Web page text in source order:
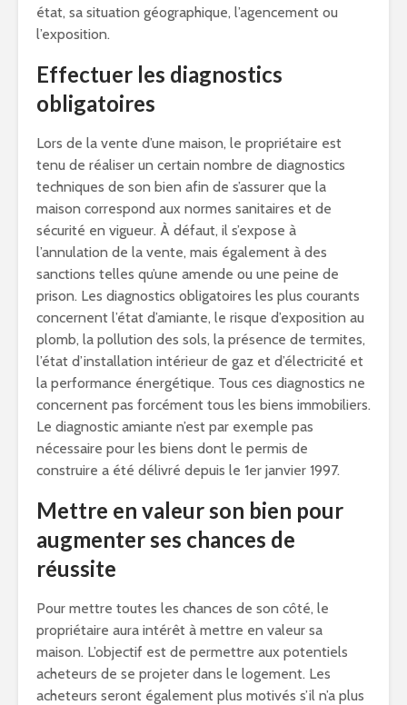
état, sa situation géographique, l’agencement ou
l’exposition.
Effectuer les diagnostics
obligatoires
Lors de la vente d’une maison, le propriétaire est
tenu de réaliser un certain nombre de diagnostics
techniques de son bien afin de s’assurer que la
maison correspond aux normes sanitaires et de
sécurité en vigueur. À défaut, il s’expose à
l’annulation de la vente, mais également à des
sanctions telles qu’une amende ou une peine de
prison. Les diagnostics obligatoires les plus courants
concernent l’état d’amiante, le risque d’exposition au
plomb, la pollution des sols, la présence de termites,
l’état d’installation intérieur de gaz et d’électricité et
la performance énergétique. Tous ces diagnostics ne
concernent pas forcément tous les biens immobiliers.
Le diagnostic amiante n’est par exemple pas
nécessaire pour les biens dont le permis de
construire a été délivré depuis le 1er janvier 1997.
Mettre en valeur son bien pour
augmenter ses chances de
réussite
Pour mettre toutes les chances de son côté, le
propriétaire aura intérêt à mettre en valeur sa
maison. L’objectif est de permettre aux potentiels
acheteurs de se projeter dans le logement. Les
acheteurs seront également plus motivés s’il n’a plus